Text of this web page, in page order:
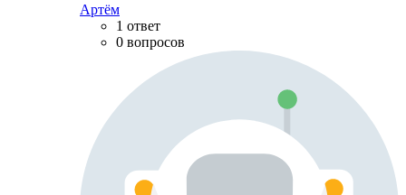
Артём
1 ответ
0 вопросов